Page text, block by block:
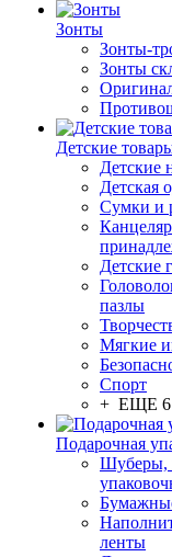
Зонты
Зонты-
Зонты
Детские
Детские
Детская
Сумки и
Детские
пазлы
Мягкие
Спорт
+ ЕЩЕ 6
Подарочная
Шуберы,
ленты